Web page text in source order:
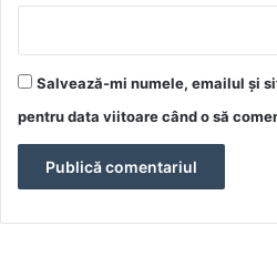
Salvează-mi numele, emailul și
pentru data viitoare când o să